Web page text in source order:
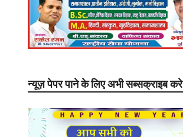
न्यूज़ पेपर पाने के लिए अभी सब्सक्राइब करे